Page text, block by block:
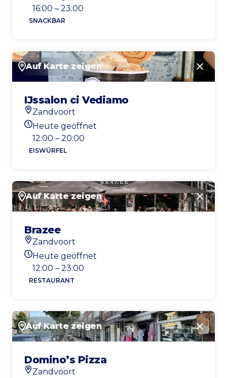
Heutigen Öffnungszeiten
16:00 – 23:00
SNACKBAR
Auf Karte zeigen
IJssalon ci Vediamo
Standort
Zandvoort
Heutigen Öffnungszeiten
Heute geöffnet
12:00 – 20:00
EISWÜRFEL
Auf Karte zeigen
Brazee
Standort
Zandvoort
Heutigen Öffnungszeiten
Heute geöffnet
12:00 – 23:00
RESTAURANT
Auf Karte zeigen
Domino’s Pizza
Zandvoort